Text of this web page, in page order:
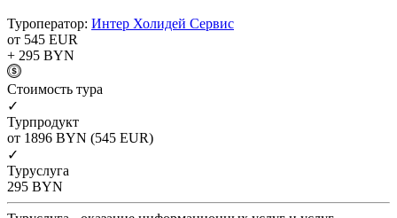
Туроператор: Интер Холидей Сервис
от 545 EUR
+ 295 BYN
Cтоимость тура
✓
Турпродукт
от 1896 BYN (545 EUR)
✓
Туруслуга
295 BYN